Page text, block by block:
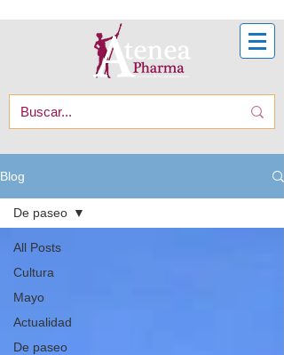
Blog
All Posts
Cultura
Mayo
Actualidad
De paseo
De paseo